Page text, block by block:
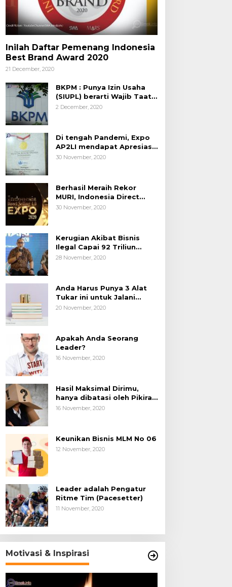
Inilah Daftar Pemenang Indonesia
Best Brand Award 2020
21 December, 2020
BKPM : Punya Izin Usaha
(SIUPL) berarti Wajib Taat
Aturan
2 December, 2020
Di tengah Pandemi, Expo
AP2LI mendapat Apresiasi
Rekor MURI
30 November, 2020
Berhasil Meraih Rekor
MURI, Indonesia Direct
Selling 4.0 Expo 2020
30 November, 2020
Kerugian Akibat Bisnis
Ilegal Capai 92 Triliun
Rupiah, AP2LI menghimbau
28 November, 2020
Anda Harus Punya 3 Alat
Tukar ini untuk Jalani
Hidup.
20 November, 2020
Apakah Anda Seorang
Leader?
16 November, 2020
Hasil Maksimal Dirimu,
hanya dibatasi oleh Pikiran
Negatif.
16 November, 2020
Keunikan Bisnis MLM No 06
12 November, 2020
Leader adalah Pengatur
Ritme Tim (Pacesetter)
11 November, 2020
Motivasi & Inspirasi